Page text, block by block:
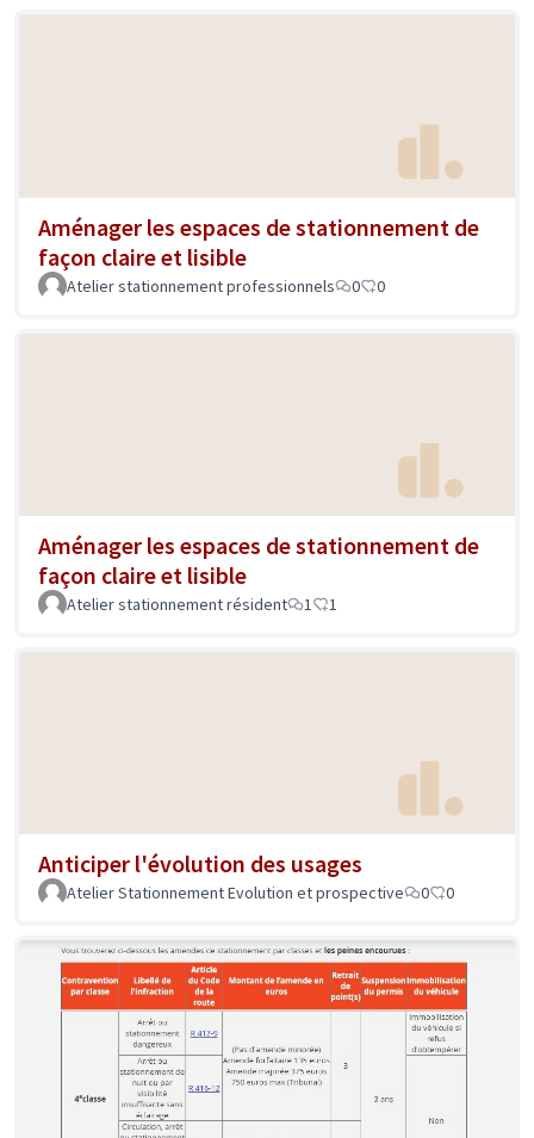
Aménager les espaces de stationnement de
façon claire et lisible
Atelier stationnement professionnels 0 0
Aménager les espaces de stationnement de
façon claire et lisible
Atelier stationnement résident 1 1
Anticiper l'évolution des usages
Atelier Stationnement Evolution et prospective 0 0